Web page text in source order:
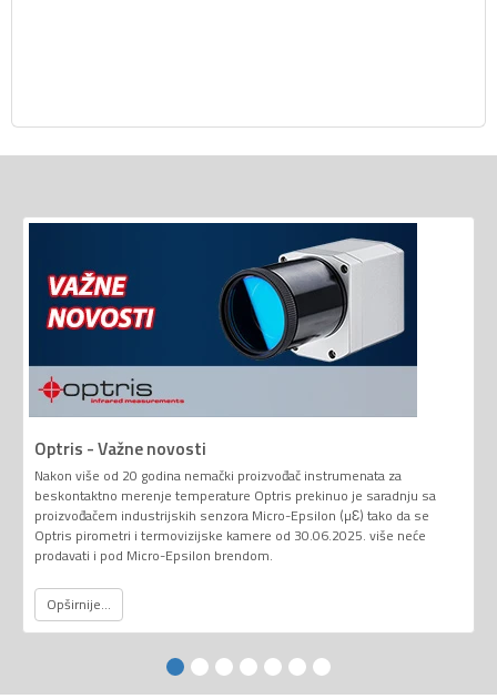
Optris - Važne novosti
Nakon više od 20 godina nemački proizvođač instrumenata za
beskontaktno merenje temperature Optris prekinuo je saradnju sa
proizvođačem industrijskih senzora Micro-Epsilon (µƐ) tako da se
Optris pirometri i termovizijske kamere od 30.06.2025. više neće
prodavati i pod Micro-Epsilon brendom.
Opširnije...